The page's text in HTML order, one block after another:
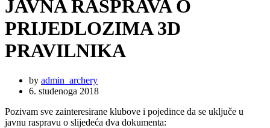
JAVNA RASPRAVA O
PRIJEDLOZIMA 3D
PRAVILNIKA
by admin_archery
6. studenoga 2018
Pozivam sve zainteresirane klubove i pojedince da se uključe u
javnu raspravu o slijedeća dva dokumenta: